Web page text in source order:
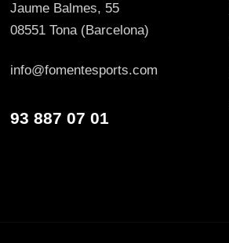
Jaume Balmes, 55
08551 Tona (Barcelona)
info@fomentesports.com
93 887 07 01